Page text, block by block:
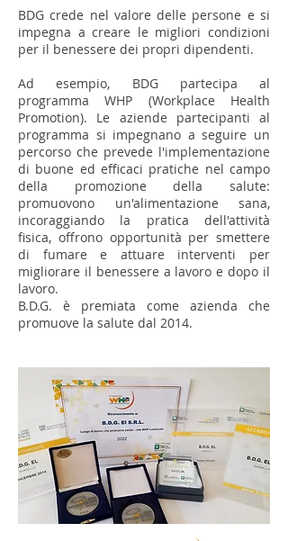
BDG crede nel valore delle persone e si
impegna a creare le migliori condizioni
per il benessere dei propri dipendenti.
Ad esempio, BDG partecipa al
programma WHP (Workplace Health
Promotion). Le aziende partecipanti al
programma si impegnano a seguire un
percorso che prevede l'implementazione
di buone ed efficaci pratiche nel campo
della promozione della salute:
promuovono un'alimentazione sana,
incoraggiando la pratica dell'attività
fisica, offrono opportunità per smettere
di fumare e attuare interventi per
migliorare il benessere a lavoro e dopo il
lavoro.
B.D.G. è premiata come azienda che
promuove la salute dal 2014.